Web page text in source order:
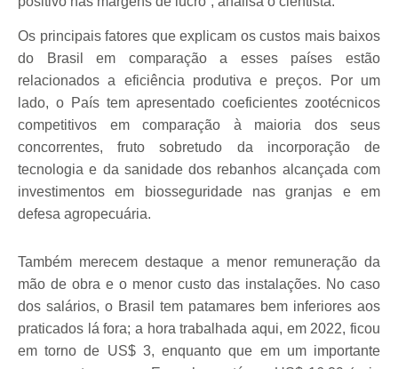
Os principais fatores que explicam os custos mais baixos
do Brasil em comparação a esses países estão
relacionados a eficiência produtiva e preços. Por um
lado, o País tem apresentado coeficientes zootécnicos
competitivos em comparação à maioria dos seus
concorrentes, fruto sobretudo da incorporação de
tecnologia e da sanidade dos rebanhos alcançada com
investimentos em biosseguridade nas granjas e em
defesa agropecuária.
Também merecem destaque a menor remuneração da
mão de obra e o menor custo das instalações. No caso
dos salários, o Brasil tem patamares bem inferiores aos
praticados lá fora; a hora trabalhada aqui, em 2022, ficou
em torno de US$ 3, enquanto que em um importante